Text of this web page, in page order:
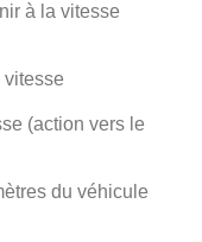
à la vitesse
vitesse
(action vers le
du véhicule